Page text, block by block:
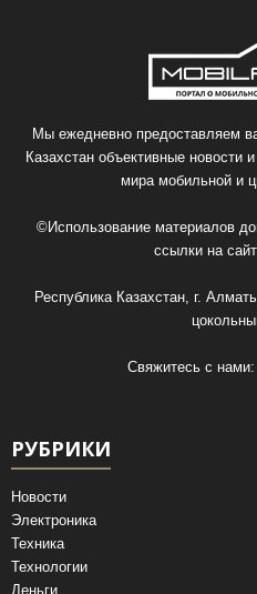
Мы ежедневно предоставляем
Казахстан объективные новости
мира мобильной и
©Использование материалов
ссылки на сайт
Республика Казахстан, г.
Свяжитесь с нами:
РУБРИКИ
Новости
Электроника
Техника
Технологии
Деньги